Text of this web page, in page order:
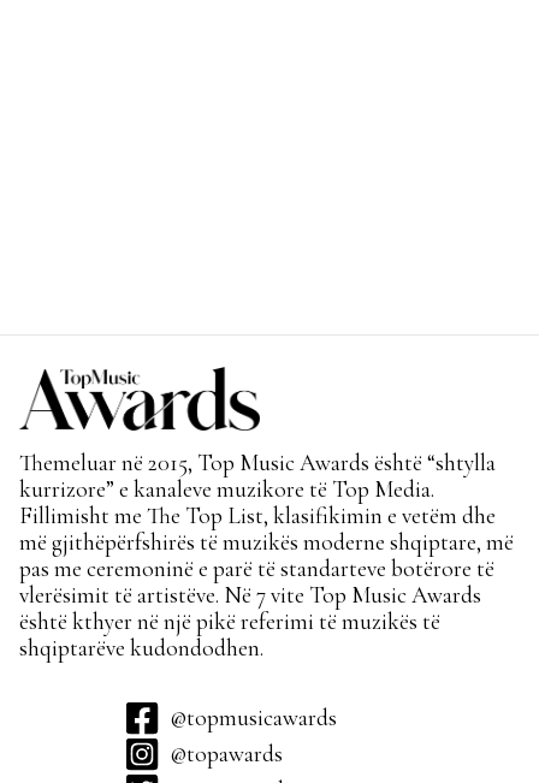
Themeluar në 2015, Top Music Awards është “shtylla
kurrizore” e kanaleve muzikore të Top Media.
Fillimisht me The Top List, klasifikimin e vetëm dhe
më gjithëpërfshirës të muzikës moderne shqiptare, më
pas me ceremoninë e parë të standarteve botërore të
vlerësimit të artistëve. Në 7 vite Top Music Awards
është kthyer në një pikë referimi të muzikës të
shqiptarëve kudondodhen.
@topmusicawards
@topawards